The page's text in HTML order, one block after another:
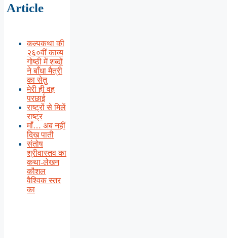
Article
कल्पकथा की
२६०वीं काव्य
गोष्ठी में शब्दों
ने बाँधा मैत्री
का सेतु
मेरी ही वह
परछाई
राष्ट्रों से मिलें
राष्ट्र
माँ… अब नहीं
दिख पाती
संतोष
श्रीवास्तव का
कथा-लेखन
कौशल
वैश्विक स्तर
का